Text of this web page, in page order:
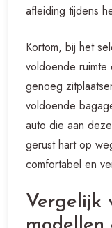
afleiding tijdens
Kortom, bij het
voldoende
genoeg
voldoende
auto die aan
gerust hart op
comfortabel en
Vergelijk